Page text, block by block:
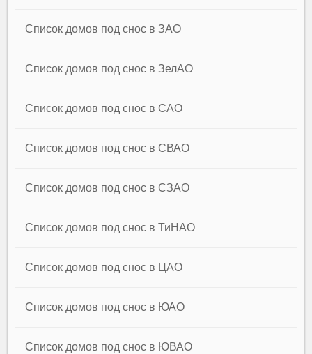
Список домов под снос в ЗАО
Список домов под снос в ЗелАО
Список домов под снос в САО
Список домов под снос в СВАО
Список домов под снос в СЗАО
Список домов под снос в ТиНАО
Список домов под снос в ЦАО
Список домов под снос в ЮАО
Список домов под снос в ЮВАО